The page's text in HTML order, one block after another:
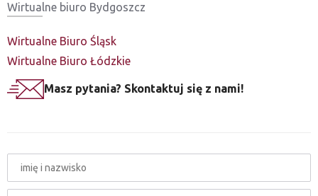
Wirtualne biuro Bydgoszcz
Wirtualne Biuro Śląsk
Wirtualne Biuro Łódzkie
Masz pytania? Skontaktuj się z nami!